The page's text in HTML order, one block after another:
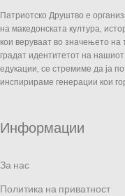
Патриотско Друштво е
на македонската култура,
кои веруваат во значењето на
градат идентитетот на
едукации, се стремиме да ја
инспирираме генерации кои
Информации
За нас
Политика на приватност